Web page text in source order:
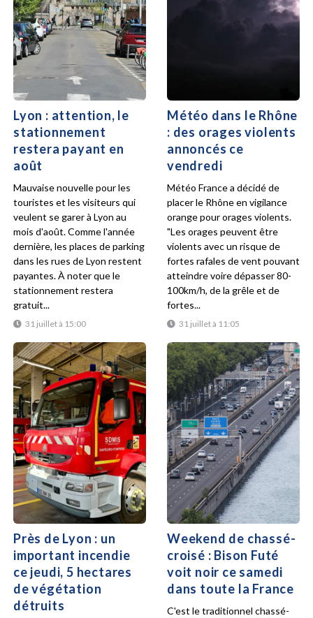
Lyon : attention, le
stationnement
restera payant en
août
31 juillet à 15:00
Mauvaise nouvelle pour les
touristes et les visiteurs qui
veulent se garer à Lyon au
mois d'août. Comme l'année
dernière, les places de parking
dans les rues de Lyon restent
payantes. À noter que le
stationnement restera
gratuit...
Météo dans le Rhône
: des orages violents
annoncés ce
vendredi
31 juillet à 11:05
Météo France a décidé de
placer le Rhône en vigilance
orange pour orages violents.
"Les orages peuvent être
violents avec un risque de
fortes rafales de vent pouvant
atteindre voire dépasser 80-
100km/h, de la grêle et de
fortes...
Près de Lyon : un
important incendie
ce jeudi, 5 hectares
de végétation
détruits
Weekend de chassé-
croisé : Bison Futé
voit noir ce samedi
dans toute la France
C'est le traditionnel chassé-